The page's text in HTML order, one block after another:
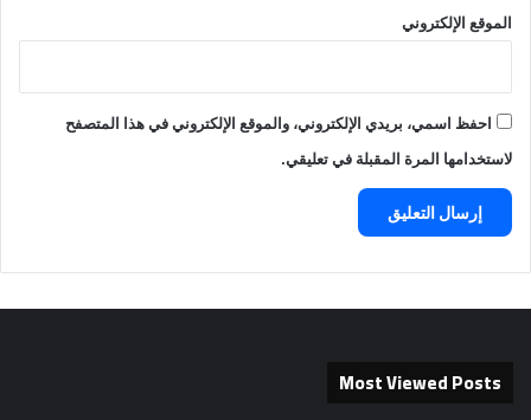
الموقع الإلكتروني
احفظ اسمي، بريدي الإلكتروني، والموقع الإلكتروني في هذا المتصفح
لاستخدامها المرة المقبلة في تعليقي.
Most Viewed Posts